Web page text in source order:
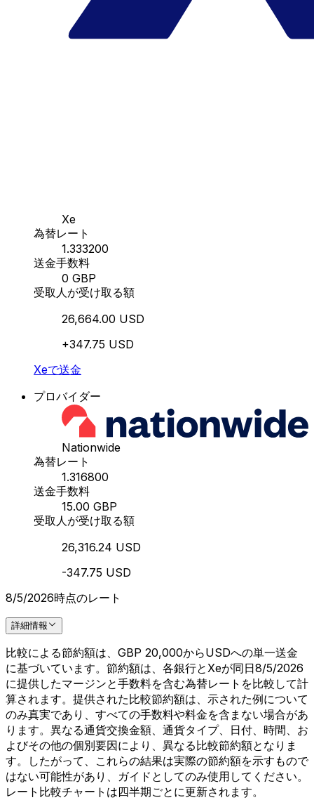
Xe
為替レート
1.333200
送金手数料
0 GBP
受取人が受け取る額
26,664.00 USD
+347.75 USD
Xeで送金
プロバイダー
Nationwide
為替レート
1.316800
送金手数料
15.00 GBP
受取人が受け取る額
26,316.24 USD
-347.75 USD
8/5/2026時点のレート
詳細情報
比較による節約額は、GBP 20,000からUSDへの単一送金
に基づいています。節約額は、各銀行とXeが同日8/5/2026
に提供したマージンと手数料を含む為替レートを比較して計
算されます。提供された比較節約額は、示された例について
のみ真実であり、すべての手数料や料金を含まない場合があ
ります。異なる通貨交換金額、通貨タイプ、日付、時間、お
よびその他の個別要因により、異なる比較節約額となりま
す。したがって、これらの結果は実際の節約額を示すもので
はない可能性があり、ガイドとしてのみ使用してください。
レート比較チャートは四半期ごとに更新されます。